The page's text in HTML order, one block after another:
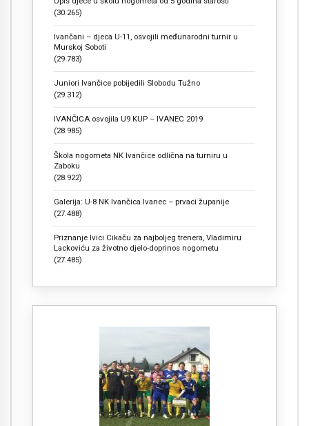
(30.265)
Ivančani – djeca U-11, osvojili međunarodni turnir u
Murskoj Soboti
(29.783)
Juniori Ivančice pobijedili Slobodu Tužno
(29.312)
IVANČICA osvojila U9 KUP – IVANEC 2019
(28.985)
Škola nogometa NK Ivančice odlična na turniru u
Zaboku
(28.922)
Galerija: U-8 NK Ivančica Ivanec – prvaci županije
(27.488)
Priznanje Ivici Cikaču za najboljeg trenera, Vladimiru
Lackoviću za životno djelo-doprinos nogometu
(27.485)